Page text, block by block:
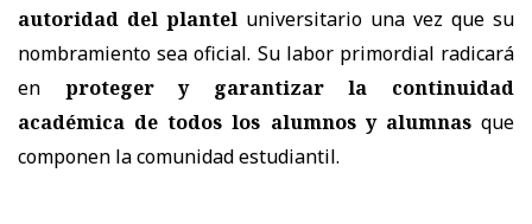
autoridad del plantel universitario una vez que su
nombramiento sea oficial. Su labor primordial radicará
en proteger y garantizar la continuidad
académica de todos los alumnos y alumnasque
componen la comunidad estudiantil.